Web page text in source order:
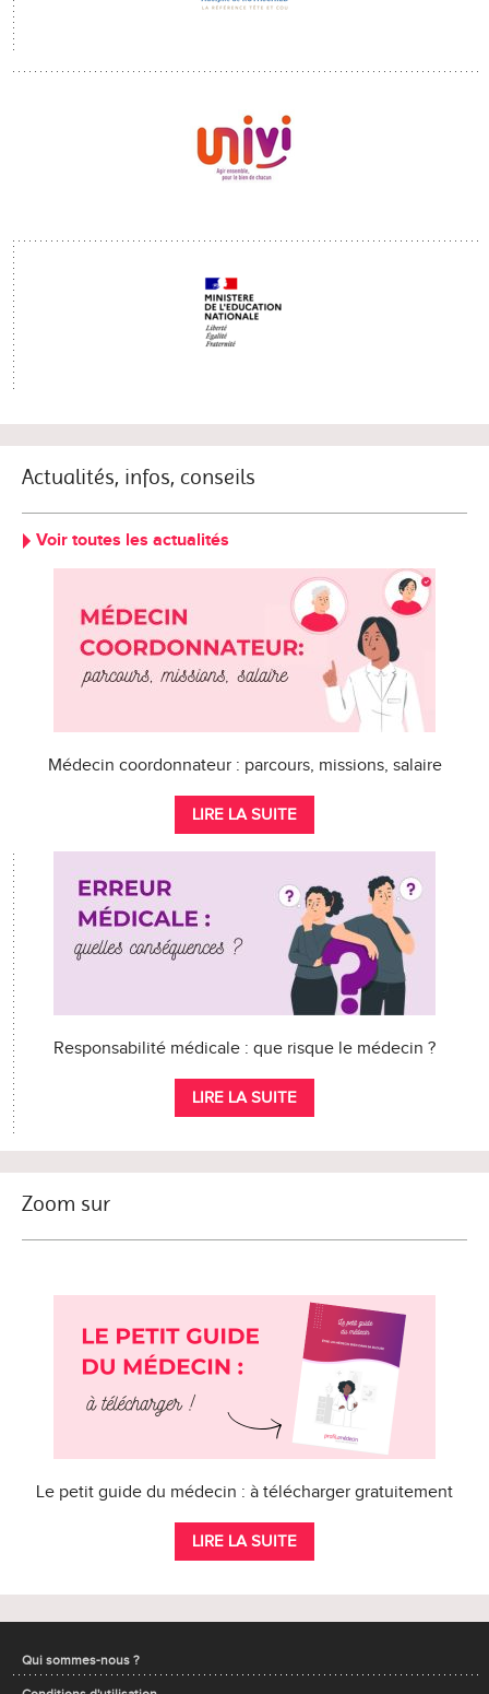
Actualités, infos, conseils
Voir toutes les actualités
Médecin coordonnateur : parcours, missions, salaire
LIRE LA SUITE
Responsabilité médicale : que risque le médecin ?
LIRE LA SUITE
Zoom sur
Le petit guide du médecin : à télécharger gratuitement
LIRE LA SUITE
Qui sommes-nous ?